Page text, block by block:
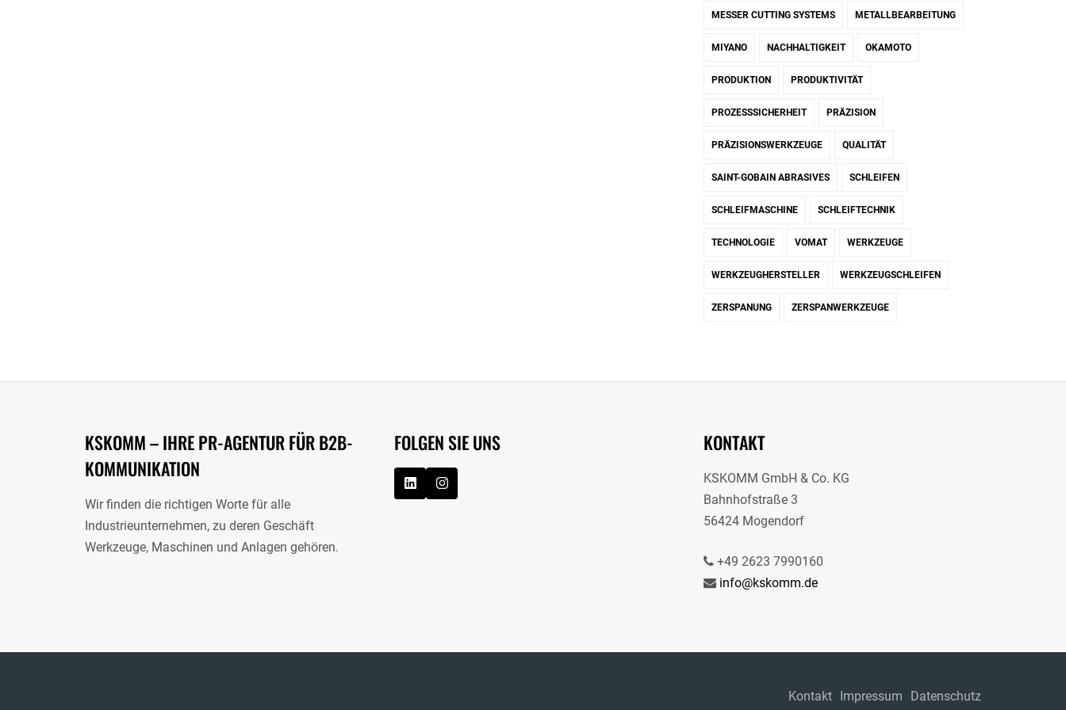
MESSER CUTTING SYSTEMS METALLBEARBEITUNG
MIYANO NACHHALTIGKEIT OKAMOTO
PRODUKTION PRODUKTIVITÄT
PROZESSSICHERHEIT PRÄZISION
PRÄZISIONSWERKZEUGE QUALITÄT
SAINT-GOBAIN ABRASIVES SCHLEIFEN
SCHLEIFMASCHINE SCHLEIFTECHNIK
TECHNOLOGIE VOMAT WERKZEUGE
WERKZEUGHERSTELLER WERKZEUGSCHLEIFEN
ZERSPANUNG ZERSPANWERKZEUGE
KSKOMM – IHRE PR-AGENTUR FÜR B2B-
KOMMUNIKATION
Wir finden die richtigen Worte für alle
Industrieunternehmen, zu deren Geschäft
Werkzeuge, Maschinen und Anlagen gehören.
FOLGEN SIE UNS KONTAKT
KSKOMM GmbH & Co. KG
Bahnhofstraße 3
56424 Mogendorf
+49 2623 7990160
info@kskomm.de
Kontakt Impressum Datenschutz